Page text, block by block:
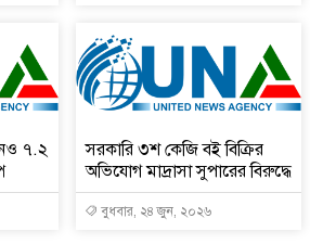
৭.২
সরকারি ৩শ কেজি বই বিক্রির
অভিযোগ মাদ্রাসা সুপারের বিরুদ্ধে
বুধবার, ২৪ জুন, ২০২৬